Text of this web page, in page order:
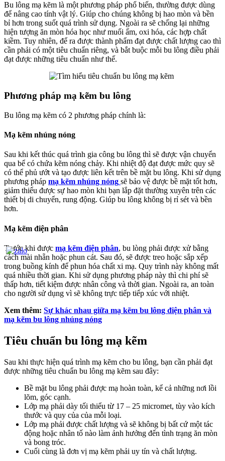
Bu lông mạ kẽm là một phương pháp phổ biến, thường được dùng
để nâng cao tính vật lý. Giúp cho chúng không bị hao mòn và bền
bỉ hơn trong suốt quá trình sử dụng. Ngoài ra sẽ chống lại những
hiện tượng ăn mòn hóa học như muối ẩm, oxi hóa, các hợp chất
kiềm. Tuy nhiên, để ra được thành phẩm đạt được chất lượng cao thì
cần phải có một tiêu chuẩn riêng, và bắt buộc mỗi bu lông điều phải
đạt được những tiêu chuẩn như thế.
Phương pháp mạ kẽm bu lông
Bu lông mạ kẽm có 2 phương pháp chính là:
Mạ kẽm nhúng nóng
Sau khi kết thúc quá trình gia công bu lông thì sẽ được vận chuyển
qua bể có chứa kẽm nóng chảy. Khi nhiệt độ đạt được mức quy sẽ
có thể phủ ướt và tạo được liên kết trên bề mặt bu lông. Khi sử dụng
phương pháp mạ kẽm nhúng nóng sẽ bảo vệ được bề mặt tốt hơn,
giảm thiểu được sự hao mòn khi bạn lắp đặt thường xuyên trên các
thiết bị di chuyển, rung động. Giúp bu lông không bị rỉ sét và bền
hơn.
Mạ kẽm điện phân
Trước khi được mạ kẽm điện phân, bu lòng phải được xử bằng
cách mài nhẵn hoặc phun cát. Sau đó, sẽ được treo hoặc sắp xếp
trong buồng kính để phun hóa chất xi mạ. Quy trình này không mất
quá nhiều thời gian. Khi sử dụng phương pháp này thì chi phí sẽ
thấp hơn, tiết kiệm được nhân công và thời gian. Ngoài ra, an toàn
cho người sử dụng vì sẽ không trực tiếp tiếp xúc với nhiệt.
Xem thêm: Sự khác nhau giữa mạ kẽm bu lông điện phân và
mạ kẽm bu lông nhúng nóng
Tiêu chuẩn bu lông mạ kẽm
Sau khi thực hiện quá trình mạ kẽm cho bu lông, bạn cần phải đạt
được những tiêu chuẩn bu lông mạ kẽm sau đây:
Bề mặt bu lông phải được mạ hoàn toàn, kể cả những nơi lồi
lõm, góc cạnh.
Lớp mạ phải dày tối thiểu từ 17 – 25 micromet, tùy vào kích
thước và quy của của mỗi loại.
Lớp mạ phải được chất lượng và sẽ không bị bất cứ một tác
động hoặc nhân tố nào làm ảnh hưởng đến tình trạng ăn mòn
và bong tróc.
Cuối cùng là đơn vị mạ kẽm phải uy tín và chất lượng.